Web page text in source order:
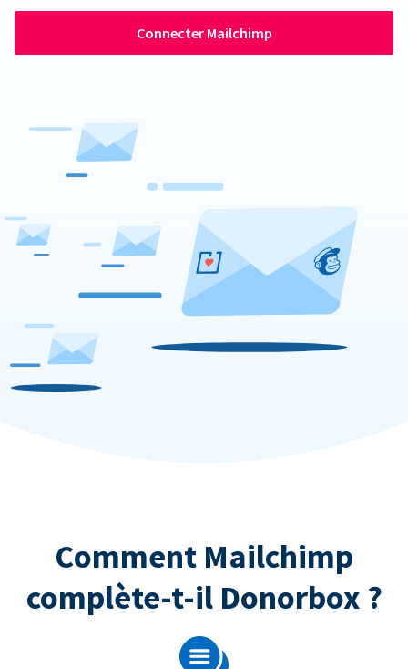
Connecter Mailchimp
Comment Mailchimp
complète-t-il Donorbox ?